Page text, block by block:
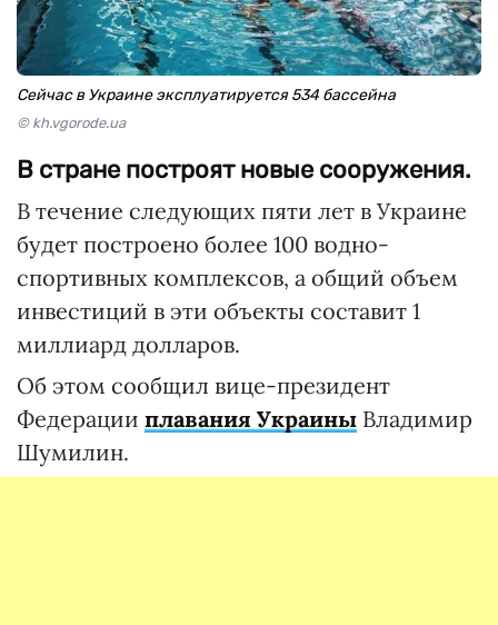
Сейчас в Украине эксплуатируется 534 бассейна
© kh.vgorode.ua
В стране построят новые сооружения.
В течение следующих пяти лет в Украине
будет построено более 100 водно-
спортивных комплексов, а общий объем
инвестиций в эти объекты составит 1
миллиард долларов.
Об этом сообщил вице-президент
Федерации плавания Украины Владимир
Шумилин.